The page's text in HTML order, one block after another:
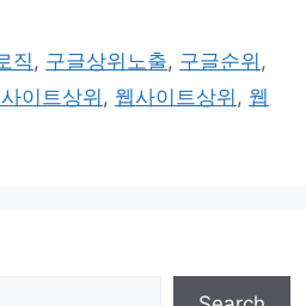
직 , 구글상위노출, 구글순위 ,
이트상위 , 웹사이트상위 , 웹